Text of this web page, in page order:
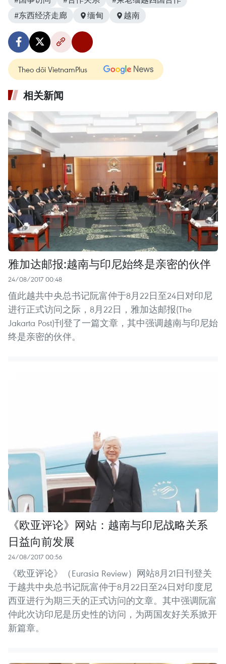
#东西经济走廊
缅甸 越南
Theo dõi VietnamPlus
相关新闻
雅加达邮报:越南与印尼始终是亲密的伙伴
24/08/2017 00:48
值此越共中央总书记阮富仲于8月22日至24日对印尼
进行正式访问之际，8月22日，雅加达邮报(The
Jakarta Post)刊登了一篇文章，其中强调越南与印尼始
终是亲密的伙伴。
《欧亚评论》网站：越南与印尼战略关系
日益向前发展
24/08/2017 00:56
《欧亚评论》（Eurasia Review）网站8月21日刊登关
于越共中央总书记阮富仲于8月22日至24日对印度尼
西亚进行为期三天的正式访问的文章。其中强调阮富
仲此次访印尼是历史性的访问，为两国友好关系掀开
新篇章。